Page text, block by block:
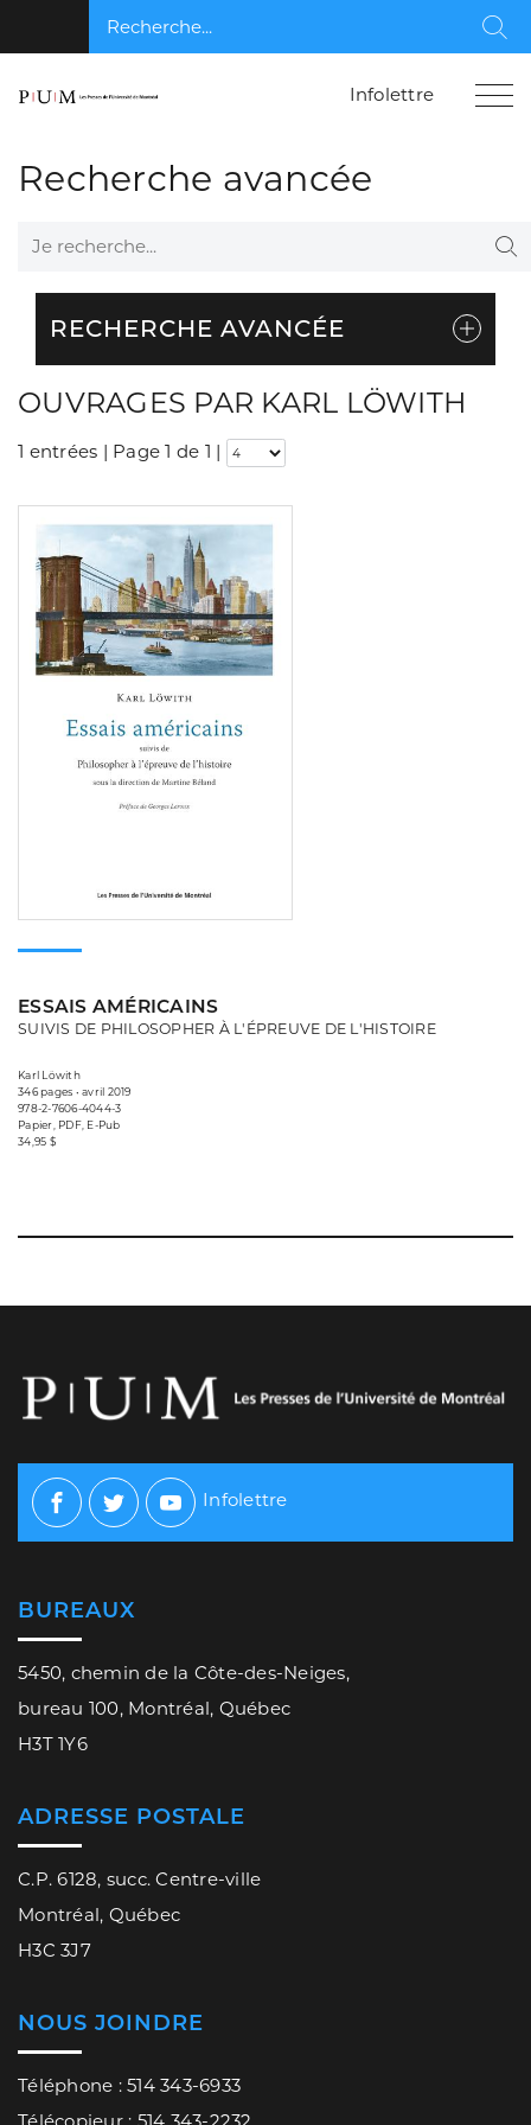
Recherche...
Infolettre
Recherche avancée
Je recherche...
RECHERCHE AVANCÉE
OUVRAGES PAR KARL LÖWITH
1 entrées | Page 1 de 1 |
ESSAIS AMÉRICAINS
SUIVIS DE PHILOSOPHER À L'ÉPREUVE DE L'HISTOIRE
Karl Löwith
346 pages • avril 2019
978-2-7606-4044-3
Papier, PDF, E-Pub
34,95 $
Facebook
TwitterYoutube
Infolettre
BUREAUX
5450, chemin de la Côte-des-Neiges,
bureau 100, Montréal, Québec
H3T 1Y6
ADRESSE POSTALE
C.P. 6128, succ. Centre-ville
Montréal, Québec
H3C 3J7
NOUS JOINDRE
Téléphone : 514 343-6933
Télécopieur : 514 343-2232